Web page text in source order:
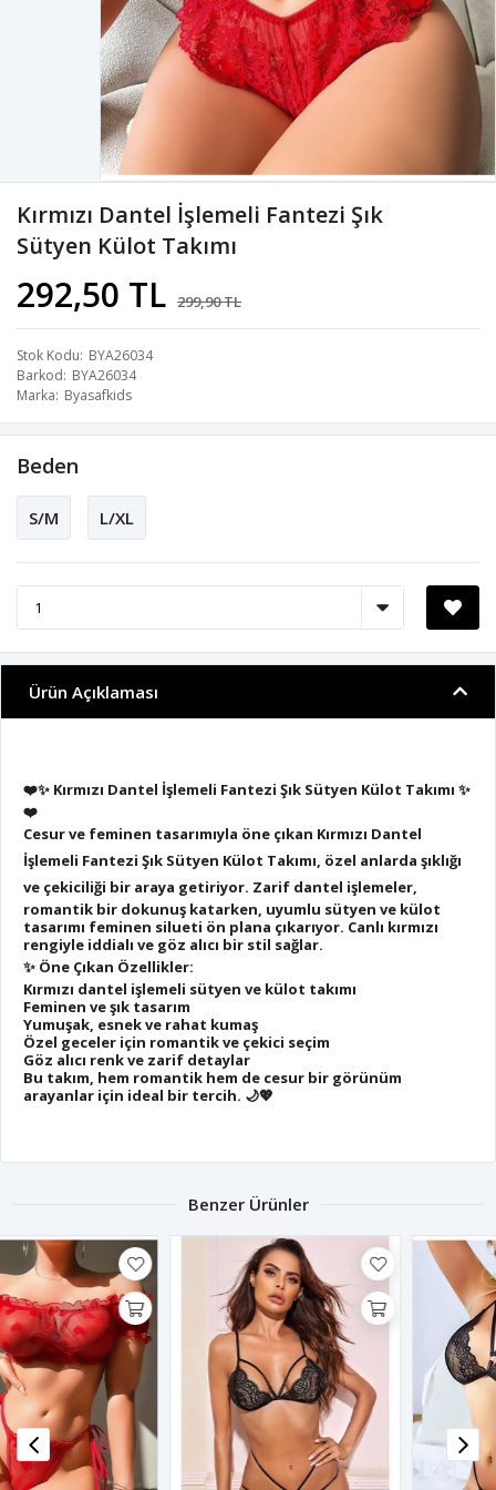
Kırmızı Dantel İşlemeli Fantezi Şık
Sütyen Külot Takımı
292,50 TL 299,90 TL
Stok Kodu BYA26034
Barkod BYA26034
Marka Byasafkids
Beden
S/M L/XL
Ürün Açıklaması
❤️✨ Kırmızı Dantel İşlemeli Fantezi Şık Sütyen Külot Takımı ✨
❤️
Cesur ve feminen tasarımıyla öne çıkan Kırmızı Dantel
İşlemeli Fantezi Şık Sütyen Külot Takımı, özel anlarda şıklığı
ve çekiciliği bir araya getiriyor. Zarif dantel işlemeler,
romantik bir dokunuş katarken, uyumlu sütyen ve külot
tasarımı feminen silueti ön plana çıkarıyor. Canlı kırmızı
rengiyle iddialı ve göz alıcı bir stil sağlar.
✨ Öne Çıkan Özellikler:
Kırmızı dantel işlemeli sütyen ve külot takımı
Feminen ve şık tasarım
Yumuşak, esnek ve rahat kumaş
Özel geceler için romantik ve çekici seçim
Göz alıcı renk ve zarif detaylar
Bu takım, hem romantik hem de cesur bir görünüm
arayanlar için ideal bir tercih. 🌙💖
Benzer Ürünler